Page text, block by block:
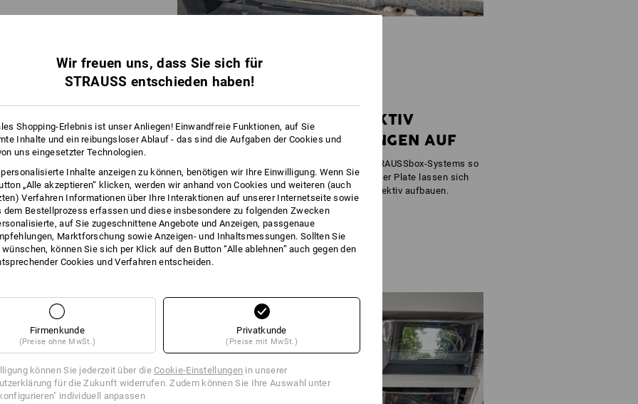
BAUEN SIE EFFEKTIV
FAHRZEUGEINRICHTUNGEN AUF
Richten Sie sich Ihr Fahrzeug mithilfe des STRAUSSbox-Systems so
ein, wie Sie es benötigen. Mithilfe der Adapter Plate lassen sich
Fahrzeugeinrichtungen einfach und effektiv aufbauen.
Ihr Regalsystem. So erreichen
Wir freuen uns, dass Sie sich für
STRAUSS entschieden haben!
Shopping-Erlebnis ist unser Anliegen! Einwandfreie Funktionen, auf Sie
Inhalte und ein reibungsloser Ablauf - das sind die Aufgaben der Cookies und
uns eingesetzter Technologien.
Inhalte anzeigen zu können, benötigen wir Ihre Einwilligung. Wenn Sie
„Alle akzeptieren“ klicken, werden wir anhand von Cookies und weiteren (auch
Verfahren Informationen über Ihre Interaktionen auf unserer Internetseite sowie
dem Bestellprozess erfassen und diese insbesondere zu folgenden Zwecken
auf Sie zugeschnittene Angebote und Anzeigen, passgenaue
Marktforschung sowie Anzeigen- und Inhaltsmessungen. Sollten Sie
können Sie sich per Klick auf den Button “Alle ablehnen” auch gegen den
Cookies und Verfahren entscheiden.
Firmenkunde
(Preise ohne MwSt.)
Privatkunde
(Preise mit MwSt.)
können Sie jederzeit über dieCookie-Einstellungen in unserer
für die Zukunft widerrufen. Zudem können Sie Ihre Auswahl unter
individuell anpassen